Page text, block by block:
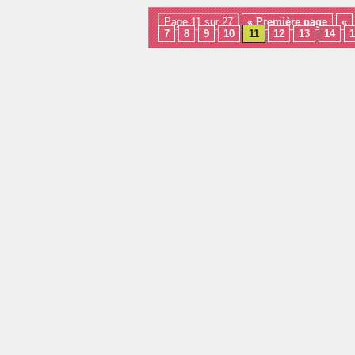
Page 11 sur 27 « Première page «
7
8 9 10 11 12 13 14